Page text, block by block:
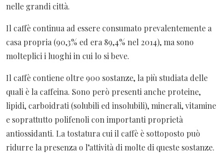
nelle grandi città.
Il caffè continua ad essere consumato prevalentemente a
casa propria (90,3% ed era 89,4% nel 2014), ma sono
molteplici i luoghi in cui lo si beve.
Il caffè contiene oltre 900 sostanze, la più studiata delle
quali è la caffeina. Sono però presenti anche proteine,
lipidi, carboidrati (solubili ed insolubili), minerali, vitamine
e soprattutto polifenoli con importanti proprietà
antiossidanti. La tostatura cui il caffè è sottoposto può
ridurre la presenza o l’attività di molte di queste sostanze.